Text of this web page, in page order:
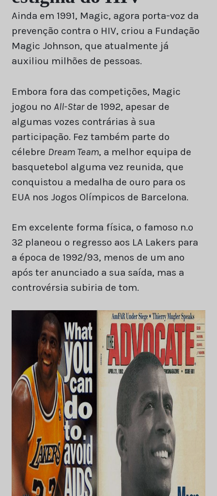
Ainda em 1991, Magic, agora porta-voz da
prevenção contra o HIV, criou a Fundação
Magic Johnson, que atualmente já
auxiliou milhões de pessoas.
Embora fora das competições, Magic
jogou no All-Starde 1992, apesar de
algumas vozes contrárias à sua
participação. Fez também parte do
célebre Dream Team, a melhor equipa de
basquetebol alguma vez reunida, que
conquistou a medalha de ouro para os
EUA nos Jogos Olímpicos de Barcelona.
Em excelente forma física, o famoso n.º
32 planeou o regresso aos LA Lakers para
a época de 1992/93, menos de um ano
após ter anunciado a sua saída, mas a
controvérsia subiria de tom.